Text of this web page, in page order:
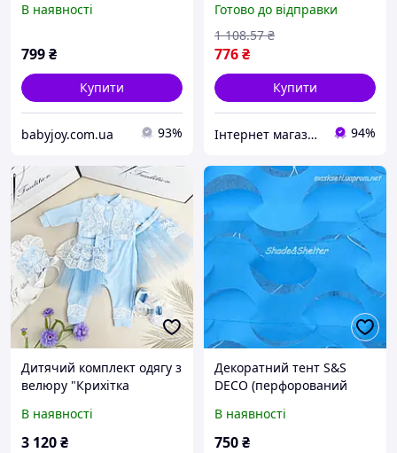
майданчик для дітей,
двору
В наявності
799₴
Купити
babyjoy.com.ua 93%
Манеж-ігровий
майданчик / Манеж-
шестигранник
Готово до відправки
776₴
1 108.57 ₴
Купити
Інтернет магазин Сенс 94%
Дитячий комплект одягу з
велюру "Крихітка
В наявності
3 120₴
Декоратний тент S&S
DECO (перфорований
дитячих ігрових
майданчиків) 1.5*6м,
В наявності
750₴